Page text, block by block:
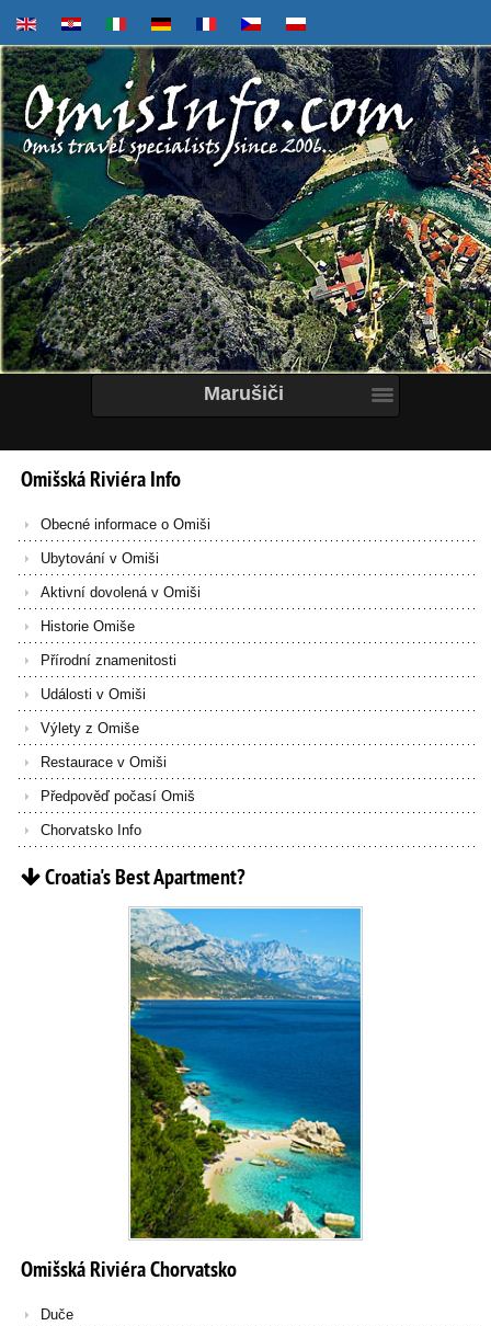
Marušiči
OmišskáRiviéraInfo
Obecné informace o Omiši
Ubytování v Omiši
Aktivní dovolená v Omiši
Historie Omiše
Přírodní znamenitosti
Události v Omiši
Výlety z Omiše
Restaurace v Omiši
Předpověď počasí Omiš
Chorvatsko Info
Croatia'sBestApartment?
OmišskáRiviéraChorvatsko
Duče